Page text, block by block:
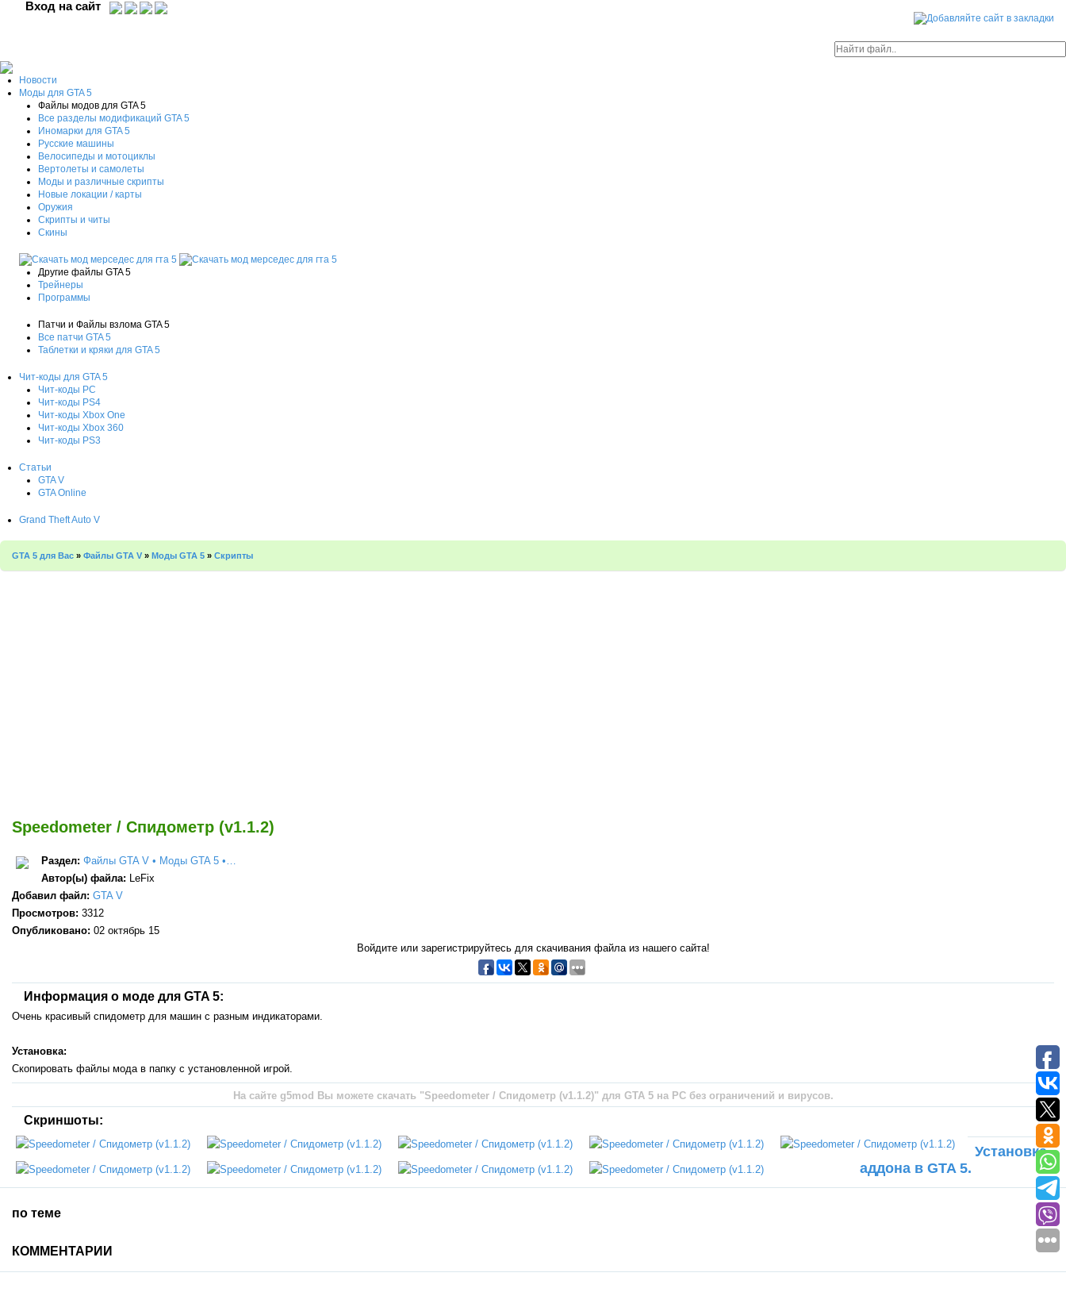
Вход на сайт
Новости
Моды для GTA 5
Файлы модов для GTA 5
Все разделы модификаций GTA 5
Иномарки для GTA 5
Русские машины
Велосипеды и мотоциклы
Вертолеты и самолеты
Моды и различные скрипты
Новые локации / карты
Оружия
Скрипты и читы
Скины
Другие файлы GTA 5
Трейнеры
Программы
Патчи и Файлы взлома GTA 5
Все патчи GTA 5
Таблетки и кряки для GTA 5
Чит-коды для GTA 5
Чит-коды PC
Чит-коды PS4
Чит-коды Xbox One
Чит-коды Xbox 360
Чит-коды PS3
Статьи
GTA V
GTA Online
Grand Theft Auto V
GTA 5 для Вас » Файлы GTA V » Моды GTA 5 » Скрипты
Speedometer / Спидометр (v1.1.2)
Раздел: Файлы GTA V • Моды GTA 5 •…
Автор(ы) файла:
LeFix
Добавил файл: GTA V
Просмотров: 3312
Опубликовано: 02 октябрь 15
Войдите или зарегистрируйтесь для скачивания файла из нашего сайта!
Информация о моде для GTA 5:
Очень красивый спидометр для машин с разным индикаторами.
Установка:
Скопировать файлы мода в папку с установленной игрой.
На сайте g5mod Вы можете скачать "Speedometer / Спидометр (v1.1.2)" для GTA 5 на PC без ограничений и вирусов.
Скриншоты:
Установка
аддона в GTA 5.
по теме
КОММЕНТАРИИ